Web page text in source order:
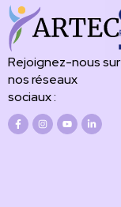
Rejoignez-nous sur
nos réseaux
sociaux :